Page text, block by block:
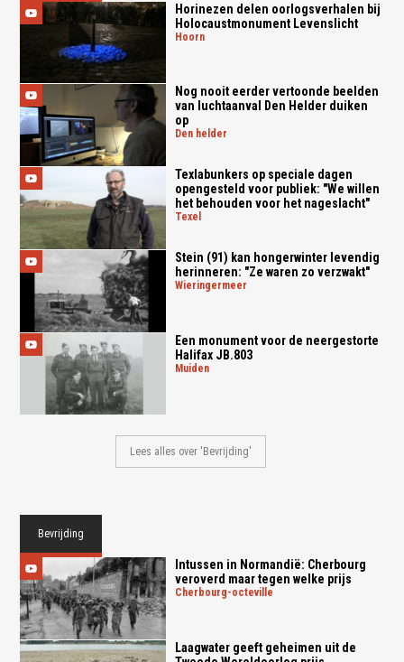
Horinezen delen oorlogsverhalen bij
Holocaustmonument Levenslicht
hoorn
Nog nooit eerder vertoonde beelden
van luchtaanval Den Helder duiken
op
den helder
Texlabunkers op speciale dagen
opengesteld voor publiek: "We willen
het behouden voor het nageslacht"
texel
Stein (91) kan hongerwinter levendig
herinneren: "Ze waren zo verzwakt"
wieringermeer
Een monument voor de neergestorte
Halifax JB.803
muiden
Lees alles over 'Bevrijding'
Bevrijding
Intussen in Normandië: Cherbourg
veroverd maar tegen welke prijs
cherbourg-octeville
Laagwater geeft geheimen uit de